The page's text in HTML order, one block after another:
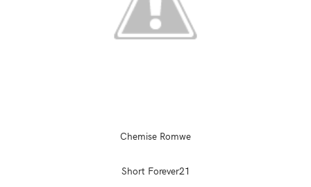
Chemise Romwe
Short Forever21